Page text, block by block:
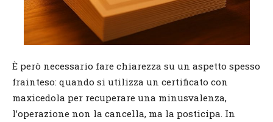
È però necessario fare chiarezza su un aspetto spesso
frainteso: quando si utilizza un certificato con
maxicedola per recuperare una minusvalenza,
l’operazione non la cancella, ma la posticipa. In